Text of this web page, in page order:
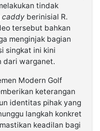
tindak
caddy berinisial R.
tersebut bahkan
menginjak bagian
singkat ini kini
dari warganet.
Modern Golf
keterangan
identitas pihak yang
langkah konkret
keadilan bagi